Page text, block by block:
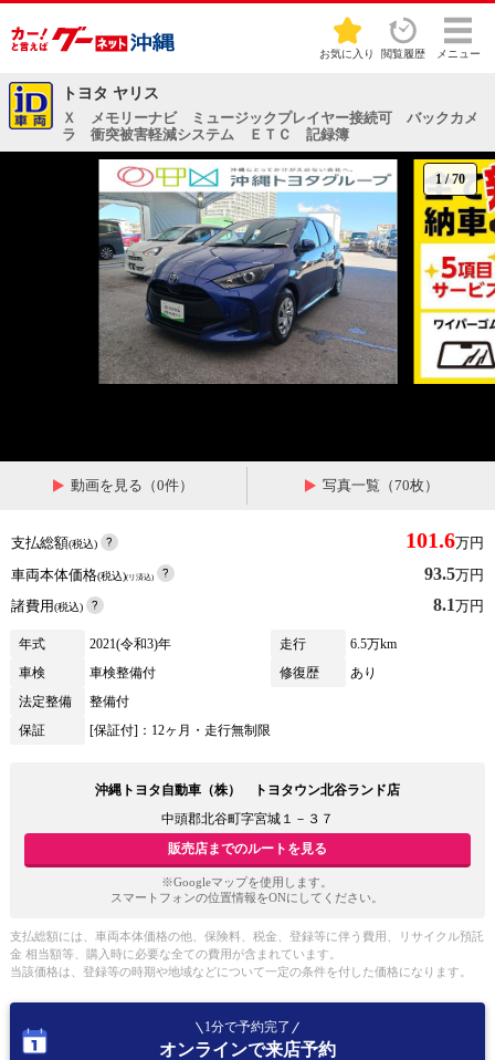
お気に入り 閲覧履歴 メニュー
トヨタ ヤリス
Ｘ メモリーナビ ミュージックプレイヤー接続可 バックカメ
ラ 衝突被害軽減システム ＥＴＣ 記録簿
1 /70
動画を見る（0件） 写真一覧（70枚）
支払総額(税込) 101.6万円
車両本体価格(税込)(リ済込) 93.5万円
諸費用(税込) 8.1万円
年式 2021(令和3)年 走行
6.5万km
車検
車検整備付 修復歴
あり
法定整備
整備付
保証
[保証付]：12ヶ月・走行無制限
沖縄トヨタ自動車（株） トヨタウン北谷ランド店
中頭郡北谷町字宮城１－３７
販売店までのルートを見る
※Googleマップを使用します。
スマートフォンの位置情報をONにしてください。
支払総額には、車両本体価格の他、保険料、税金、登録等に伴う費用、リサイクル預託
金 相当額等、購入時に必要な全ての費用が含まれています。
当該価格は、登録等の時期や地域などについて一定の条件を付した価格になります。
1分で予約完了
オンラインで来店予約